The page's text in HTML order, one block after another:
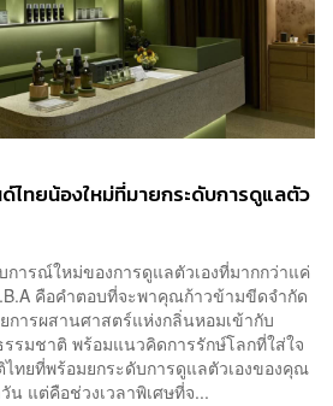
ไทยน้องใหม่ที่มายกระดับการดูแลตัว
ารณ์ใหม่ของการดูแลตัวเองที่มากกว่าแค่
คือคำตอบที่จะพาคุณก้าวข้ามขีดจำกัด
การผสานศาสตร์แห่งกลิ่นหอมเข้ากับ
รมชาติ พร้อมแนวคิดการรักษ์โลกที่ใส่ใจ
ยที่พร้อมยกระดับการดูแลตัวเองของคุณ
น แต่คือช่วงเวลาพิเศษที่จ...